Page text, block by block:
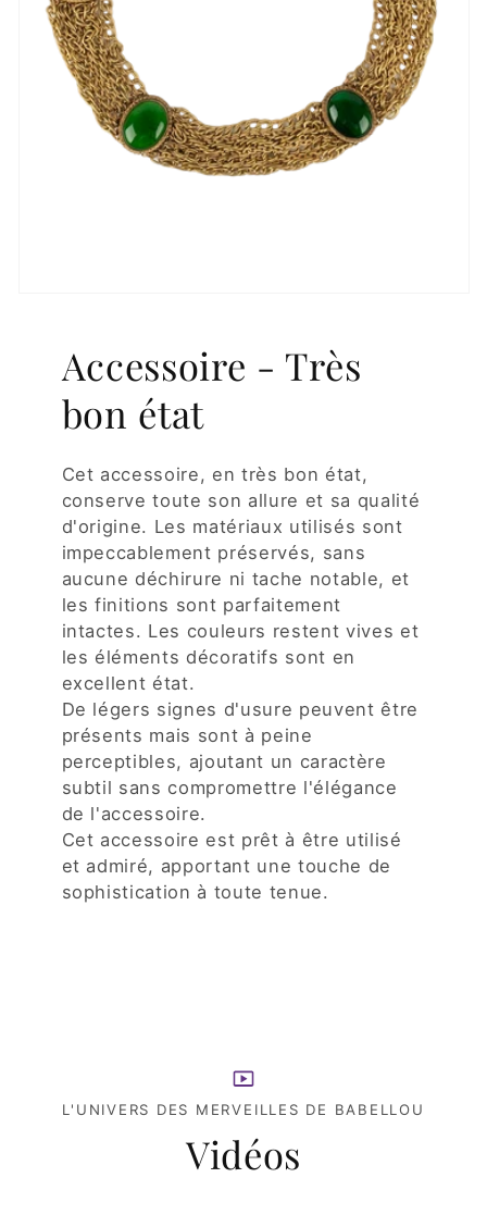
Accessoire - Très
bon état
Cet accessoire, en très bon état,
conserve toute son allure et sa qualité
d'origine. Les matériaux utilisés sont
impeccablement préservés, sans
aucune déchirure ni tache notable, et
les finitions sont parfaitement
intactes. Les couleurs restent vives et
les éléments décoratifs sont en
excellent état.
De légers signes d'usure peuvent être
présents mais sont à peine
perceptibles, ajoutant un caractère
subtil sans compromettre l'élégance
de l'accessoire.
Cet accessoire est prêt à être utilisé
et admiré, apportant une touche de
sophistication à toute tenue.
L'UNIVERS DES MERVEILLES DE BABELLOU
Vidéos